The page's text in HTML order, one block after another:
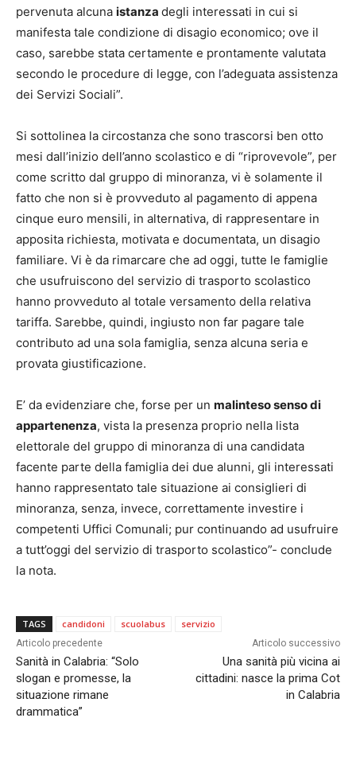
pervenuta alcuna istanza degli interessati in cui si
manifesta tale condizione di disagio economico; ove il
caso, sarebbe stata certamente e prontamente valutata
secondo le procedure di legge, con l’adeguata assistenza
dei Servizi Sociali”.
Si sottolinea la circostanza che sono trascorsi ben otto
mesi dall’inizio dell’anno scolastico e di “riprovevole”, per
come scritto dal gruppo di minoranza, vi è solamente il
fatto che non si è provveduto al pagamento di appena
cinque euro mensili, in alternativa, di rappresentare in
apposita richiesta, motivata e documentata, un disagio
familiare. Vi è da rimarcare che ad oggi, tutte le famiglie
che usufruiscono del servizio di trasporto scolastico
hanno provveduto al totale versamento della relativa
tariffa. Sarebbe, quindi, ingiusto non far pagare tale
contributo ad una sola famiglia, senza alcuna seria e
provata giustificazione.
E’ da evidenziare che, forse per un malinteso senso di
appartenenza, vista la presenza proprio nella lista
elettorale del gruppo di minoranza di una candidata
facente parte della famiglia dei due alunni, gli interessati
hanno rappresentato tale situazione ai consiglieri di
minoranza, senza, invece, correttamente investire i
competenti Uffici Comunali; pur continuando ad usufruire
a tutt’oggi del servizio di trasporto scolastico”- conclude
la nota.
TAGS candidoni scuolabus servizio
Articolo precedente
Sanità in Calabria: “Solo
slogan e promesse, la
situazione rimane
drammatica”
Articolo successivo
Una sanità più vicina ai
cittadini: nasce la prima Cot
in Calabria